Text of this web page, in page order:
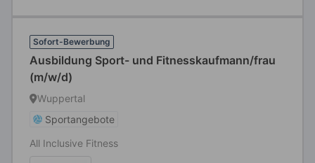
Sofort-Bewerbung
Ausbildung Sport- und Fitnesskaufmann/frau
(m/w/d)
Wuppertal
Sportangebote
All Inclusive Fitness